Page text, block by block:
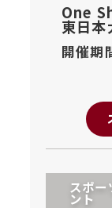
One
東日本
開催期
スポ
ント